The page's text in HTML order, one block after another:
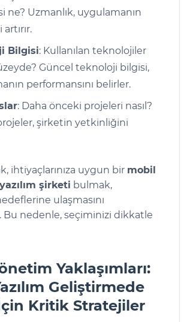
ne? Uzmanlık, uygulamanın
Bilgisi: Kullanılan teknolojiler
Güncel teknoloji bilgisi,
performansını belirler.
: Daha önceki projeleri nasıl?
projeler, şirketin yetkinliğini
ihtiyaçlarınıza uygun bir mobil
şirketi bulmak,
ulaşmasını
Bu nedenle, seçiminizi dikkatle
Yaklaşımları:
Geliştirmede
Kritik Stratejiler